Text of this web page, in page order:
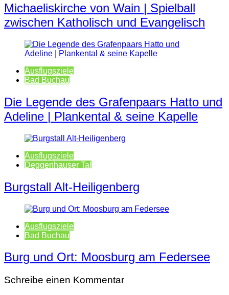
Michaeliskirche von Wain | Spielball
zwischen Katholisch und Evangelisch
Ausflugsziele
Bad Buchau
Die Legende des Grafenpaars Hatto und
Adeline | Plankental & seine Kapelle
Ausflugsziele
Deggenhauser Tal
Burgstall Alt-Heiligenberg
Ausflugsziele
Bad Buchau
Burg und Ort: Moosburg am Federsee
Schreibe einen Kommentar